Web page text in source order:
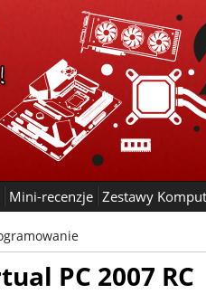
Mini-recenzje Zestawy
PC 2007 RC